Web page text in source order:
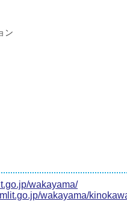
ン
wakayama/
wakayama/